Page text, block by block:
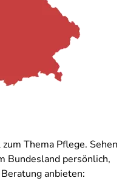
Thema Pflege. Sehen
Bundesland persönlich,
anbieten: